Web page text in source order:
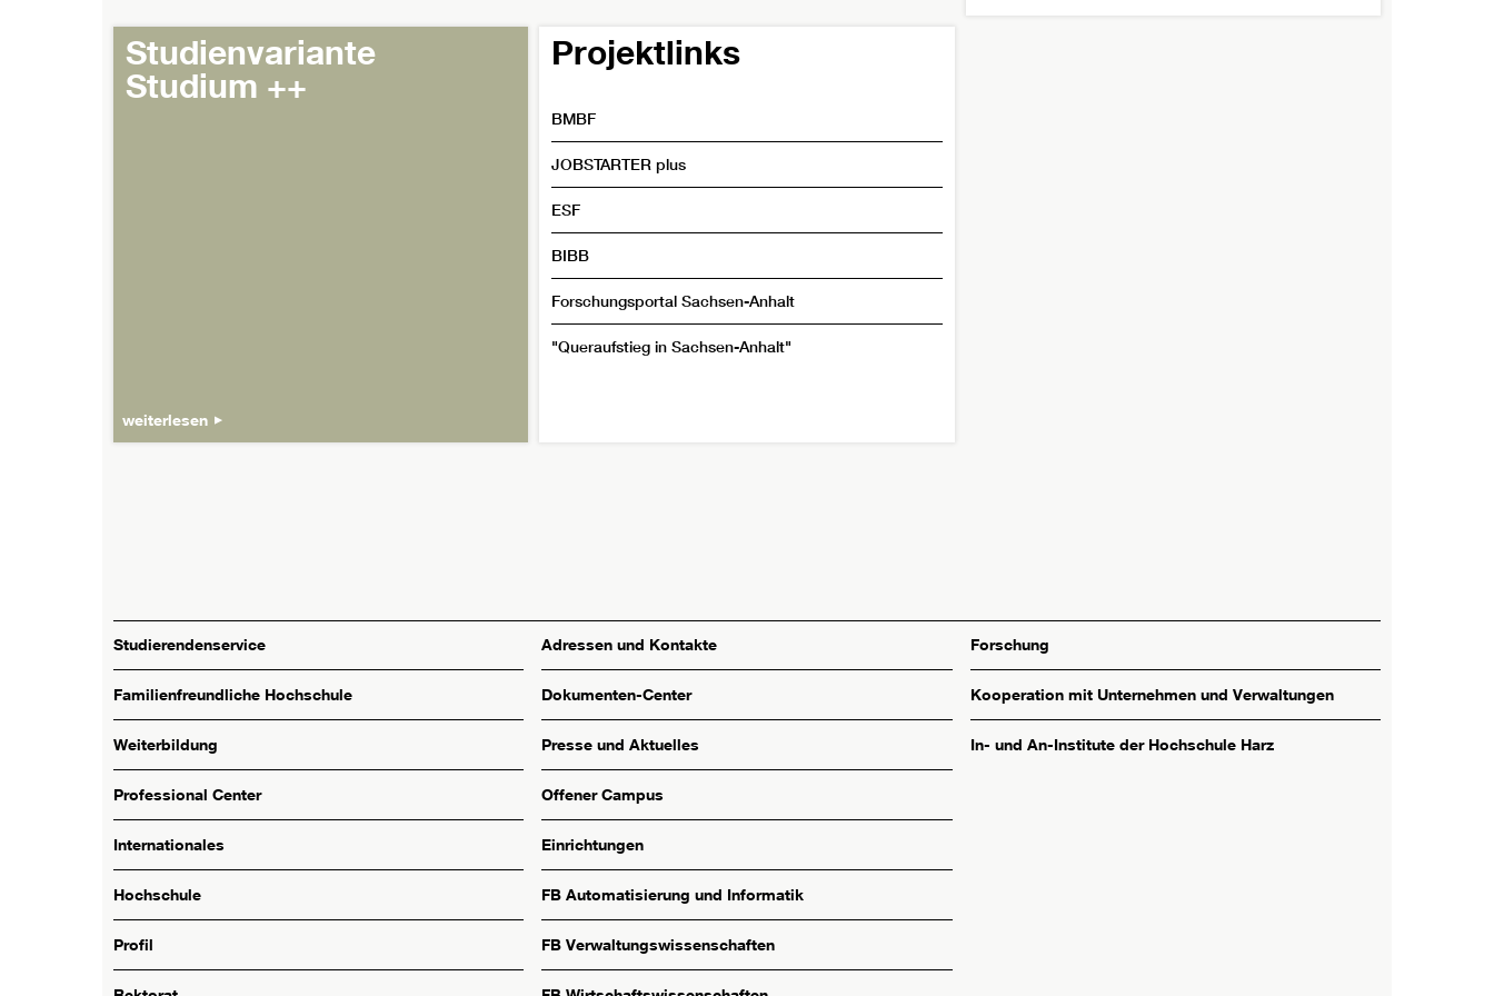
Studienvariante
Studium ++
weiterlesen
Projektlinks
BMBF
JOBSTARTER plus
ESF
BIBB
Forschungsportal Sachsen-Anhalt
"Queraufstieg in Sachsen-Anhalt"
Studierendenservice
Familienfreundliche Hochschule
Weiterbildung
Professional Center
Internationales
Hochschule
Profil
Adressen und Kontakte
Dokumenten-Center
Presse und Aktuelles
Offener Campus
Einrichtungen
FB Automatisierung und Informatik
FB Verwaltungswissenschaften
Forschung
Kooperation mit Unternehmen und Verwaltungen
In- und An-Institute der Hochschule Harz